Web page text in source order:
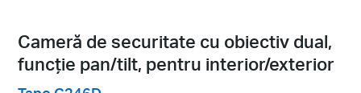
Cameră de securitate cu obiectiv dual,
funcție pan/tilt, pentru interior/exterior